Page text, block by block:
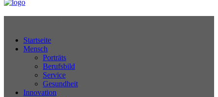
Startseite
Mensch
Porträts
Berufsbild
Service
Gesundheit
Innovation